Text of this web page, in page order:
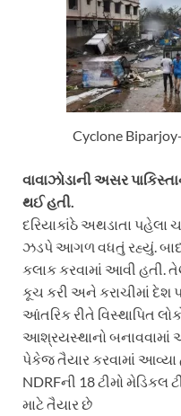
Cyclone
વાવાઝોડાની અસર
થઈ હતી.
દરિયાકાંઠે અથડાતા પહેલા
ઝડપે આગળ વધતું રહ્યું.
કલાક કરવામાં આવી હતી.
કૂચ કરી અને કરાચીમાં દેશ
આંતરિક રીતે વિસ્થાપિત
આશ્રયસ્થાનો બનાવવામાં
પેકેજ તૈયાર કરવામાં આવ્યા
NDRFની 18 ટીમો મેડિકલ
માટે તૈયાર છે